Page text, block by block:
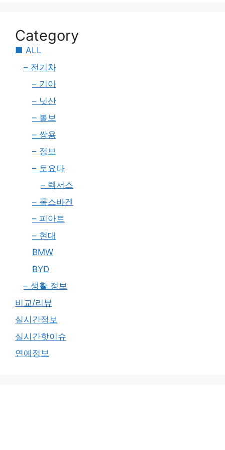
Category
■ ALL
– 전기차
– 기아
– 닛산
– 볼보
– 쌍용
– 정보
– 토요타
– 렉서스
– 폭스바겐
– 피아트
– 현대
BMW
BYD
– 생활 정보
비교/리뷰
실시간정보
실시간핫이슈
연예정보